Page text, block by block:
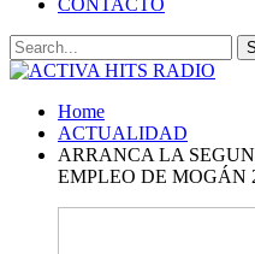
CONTACTO
Home
ACTUALIDAD
ARRANCA LA
EMPLEO DE MOGÁN